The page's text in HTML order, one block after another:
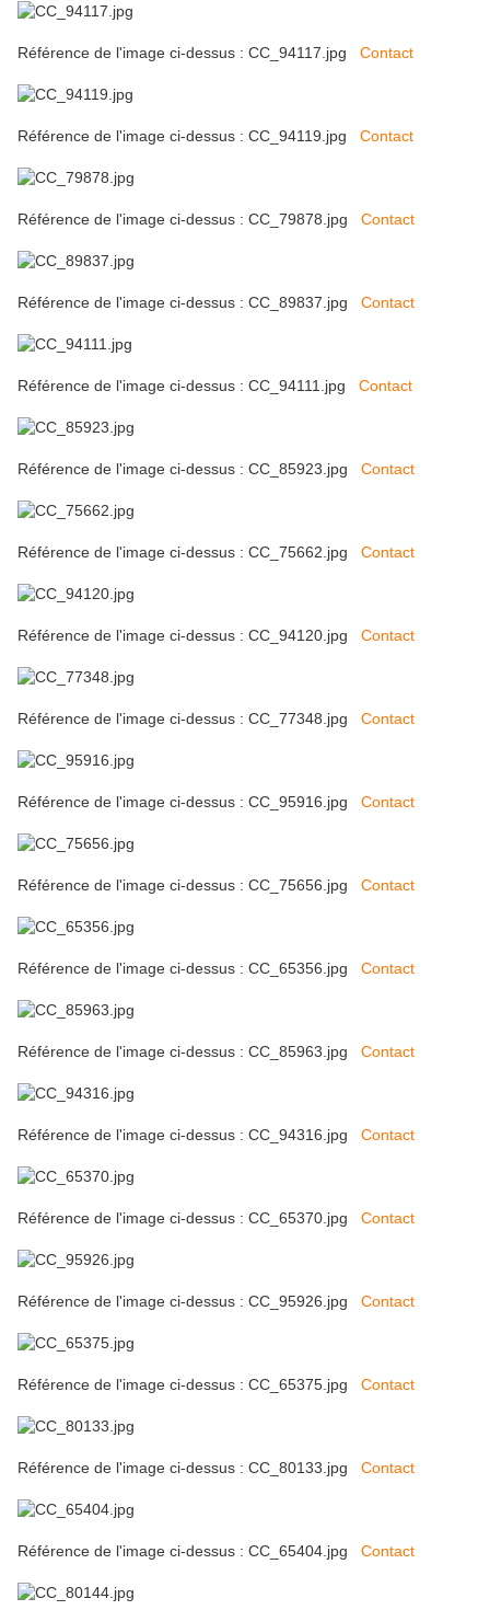
Référence de l'image ci-dessus : CC_94117.jpg Contact
Référence de l'image ci-dessus : CC_94119.jpg Contact
Référence de l'image ci-dessus : CC_79878.jpg Contact
Référence de l'image ci-dessus : CC_89837.jpg Contact
Référence de l'image ci-dessus : CC_94111.jpg Contact
Référence de l'image ci-dessus : CC_85923.jpg Contact
Référence de l'image ci-dessus : CC_75662.jpg Contact
Référence de l'image ci-dessus : CC_94120.jpg Contact
Référence de l'image ci-dessus : CC_77348.jpg Contact
Référence de l'image ci-dessus : CC_95916.jpg Contact
Référence de l'image ci-dessus : CC_75656.jpg Contact
Référence de l'image ci-dessus : CC_65356.jpg Contact
Référence de l'image ci-dessus : CC_85963.jpg Contact
Référence de l'image ci-dessus : CC_94316.jpg Contact
Référence de l'image ci-dessus : CC_65370.jpg Contact
Référence de l'image ci-dessus : CC_95926.jpg Contact
Référence de l'image ci-dessus : CC_65375.jpg Contact
Référence de l'image ci-dessus : CC_80133.jpg Contact
Référence de l'image ci-dessus : CC_65404.jpg Contact